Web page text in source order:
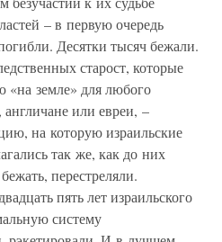
– в первую очередь
Десятки тысяч бежали.
старост, которые
«на земле» для любого
англичане или евреи, –
на которую израильские
так же, как до них
перестреляли.
пять лет израильского
систему